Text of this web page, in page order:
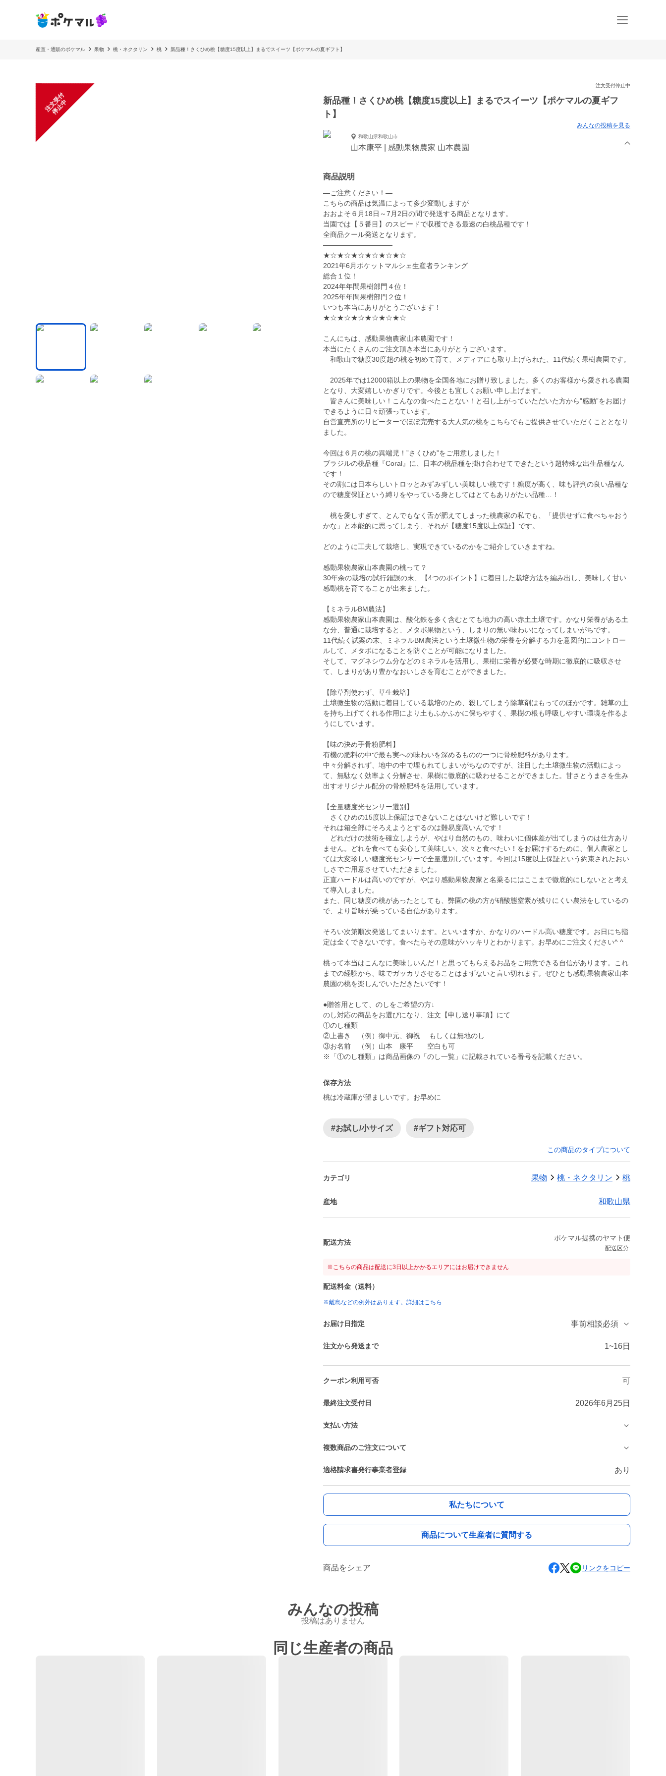
産直・通販のポケマル 果物 桃・ネクタリン 桃 新品種！さくひめ桃【糖度15度以上】まるでスイーツ【ポケマルの夏ギフト】
注
文
受
付
停
止
中
注文受付停止中
新品種！さくひめ桃【糖度15度以上】まるでスイーツ【ポケマルの夏ギフ
ト】
みんなの投稿を見る
和歌山県和歌山市
山本康平 | 感動果物農家 山本農園
商品説明
—ご注意ください！—
こちらの商品は気温によって多少変動しますが
おおよそ６月18日～7月2日の間で発送する商品となります。
当園では【５番目】のスピードで収穫できる最速の白桃品種です！
全商品クール発送となります。
——————————
★☆★☆★☆★☆★☆★☆
2021年6月ポケットマルシェ生産者ランキング
総合１位！
2024年年間果樹部門４位！
2025年年間果樹部門２位！
いつも本当にありがとうございます！
★☆★☆★☆★☆★☆★☆
こんにちは、感動果物農家山本農園です！
本当にたくさんのご注文頂き本当にありがとうございます。
和歌山で糖度30度超の桃を初めて育て、メディアにも取り上げられた、11代続く果樹農園です。
2025年では12000箱以上の果物を全国各地にお贈り致しました。多くのお客様から愛される農園
となり、大変嬉しいかぎりです。今後とも宜しくお願い申し上げます。
皆さんに美味しい！こんなの食べたことない！と召し上がっていただいた方から”感動”をお届け
できるように日々頑張っています。
自営直売所のリピーターでほぼ完売する大人気の桃をこちらでもご提供させていただくこととなり
ました。
今回は６月の桃の異端児！”さくひめ”をご用意しました！
ブラジルの桃品種『Coral』に、日本の桃品種を掛け合わせてできたという超特殊な出生品種なん
です！
その割には日本らしいトロッとみずみずしい美味しい桃です！糖度が高く、味も評判の良い品種な
ので糖度保証という縛りをやっている身としてはとてもありがたい品種…！
桃を愛しすぎて、とんでもなく舌が肥えてしまった桃農家の私でも、「提供せずに食べちゃおう
かな」と本能的に思ってしまう、それが【糖度15度以上保証】です。
どのように工夫して栽培し、実現できているのかをご紹介していきますね。
感動果物農家山本農園の桃って？
30年余の栽培の試行錯誤の末、【4つのポイント】に着目した栽培方法を編み出し、美味しく甘い
感動桃を育てることが出来ました。
【ミネラルBM農法】
感動果物農家山本農園は、酸化鉄を多く含むとても地力の高い赤土土壌です。かなり栄養がある土
な分、普通に栽培すると、メタボ果物という、しまりの無い味わいになってしまいがちです。
11代続く試案の末、ミネラルBM農法という土壌微生物の栄養を分解する力を意図的にコントロー
ルして、メタボになることを防ぐことが可能になりました。
そして、マグネシウム分などのミネラルを活用し、果樹に栄養が必要な時期に徹底的に吸収させ
て、しまりがあり豊かなおいしさを育むことができました。
【除草剤使わず、草生栽培】
土壌微生物の活動に着目している栽培のため、殺してしまう除草剤はもってのほかです。雑草の土
を持ち上げてくれる作用により土もふかふかに保ちやすく、果樹の根も呼吸しやすい環境を作るよ
うにしています。
【味の決め手骨粉肥料】
有機の肥料の中で最も実への味わいを深めるものの一つに骨粉肥料があります。
中々分解されず、地中の中で埋もれてしまいがちなのですが、注目した土壌微生物の活動によっ
て、無駄なく効率よく分解させ、果樹に徹底的に吸わせることができました。甘さとうまさを生み
出すオリジナル配分の骨粉肥料を活用しています。
【全量糖度光センサー選別】
さくひめの15度以上保証はできないことはないけど難しいです！
それは箱全部にそろえようとするのは難易度高いんです！
どれだけの技術を確立しようが、やはり自然のもの、味わいに個体差が出てしまうのは仕方あり
ません。どれを食べても安心して美味しい、次々と食べたい！をお届けするために、個人農家とし
ては大変珍しい糖度光センサーで全量選別しています。今回は15度以上保証という約束されたおい
しさでご用意させていただきました。
正直ハードルは高いのですが、やはり感動果物農家と名乗るにはここまで徹底的にしないとと考え
て導入しました。
また、同じ糖度の桃があったとしても、弊園の桃の方が硝酸態窒素が残りにくい農法をしているの
で、より旨味が乗っている自信があります。
そろい次第順次発送してまいります。といいますか、かなりのハードル高い糖度です。お日にち指
定は全くできないです。食べたらその意味がハッキリとわかります。お早めにご注文ください^ ^
桃って本当はこんなに美味しいんだ！と思ってもらえるお品をご用意できる自信があります。これ
までの経験から、味でガッカリさせることはまずないと言い切れます。ぜひとも感動果物農家山本
農園の桃を楽しんでいただきたいです！
●贈答用として、のしをご希望の方↓
のし対応の商品をお選びになり、注文【申し送り事項】にて
①のし種類
②上書き （例）御中元、御祝 もしくは無地のし
③お名前 （例）山本 康平 空白も可
※「①のし種類」は商品画像の「のし一覧」に記載されている番号を記載ください。
保存方法
桃は冷蔵庫が望ましいです。お早めに
#お試し/小サイズ #ギフト対応可
この商品のタイプについて
カテゴリ 果物 桃・ネクタリン 桃
産地 和歌山県
配送方法
ポケマル提携のヤマト便
配送区分:
※こちらの商品は配送に3日以上かかるエリアにはお届けできません
配送料金（送料）
※離島などの例外はあります。詳細はこちら
お届け日指定 事前相談必須
注文から発送まで 1~16日
クーポン利用可否 可
最終注文受付日 2026年6月25日
支払い方法
複数商品のご注文について
適格請求書発行事業者登録 あり
私たちについて
商品について生産者に質問する
商品をシェア リンクをコピー
みんなの投稿
投稿はありません
同じ生産者の商品